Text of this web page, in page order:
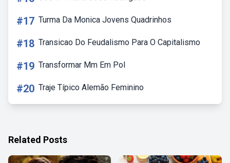
#17 Turma Da Monica Jovens Quadrinhos
#18 Transicao Do Feudalismo Para O Capitalismo
#19 Transformar Mm Em Pol
#20 Traje Típico Alemão Feminino
Related Posts